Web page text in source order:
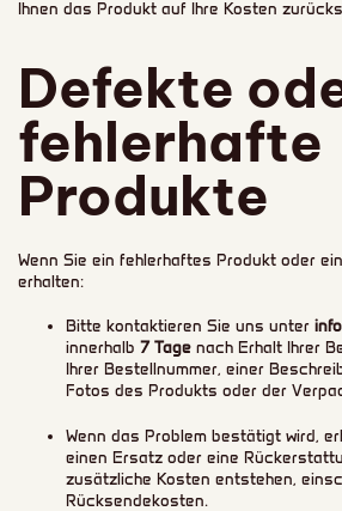
Ihnen das Produkt auf Ihre Kosten
Defekte
fehlerhafte
Produkte
Wenn Sie ein fehlerhaftes Produkt oder
erhalten:
Bitte kontaktieren Sie uns unter
innerhalb 7 Tage nach Erhalt Ihrer
Ihrer Bestellnummer, einer
Fotos des Produkts oder der
Wenn das Problem bestätigt wird,
einen Ersatz oder eine
zusätzliche Kosten entstehen,
Rücksendekosten.